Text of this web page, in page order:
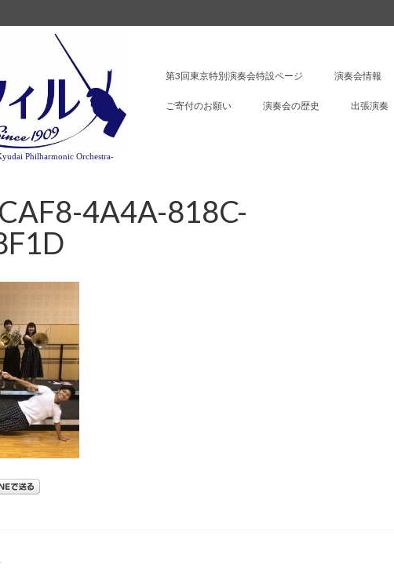
Philharmonic Orchestra-
第3回東京特別演奏会特設ページ 演奏会情報
ご寄付のお願い 演奏会の歴史 出張演奏
4A4A-818C-